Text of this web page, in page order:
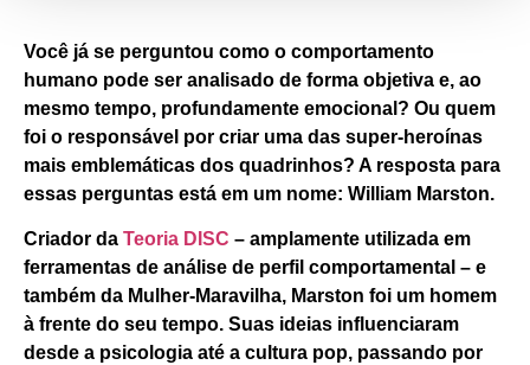
Você já se perguntou como o comportamento
humano pode ser analisado de forma objetiva e, ao
mesmo tempo, profundamente emocional? Ou quem
foi o responsável por criar uma das super-heroínas
mais emblemáticas dos quadrinhos? A resposta para
essas perguntas está em um nome: William Marston.
Criador da Teoria DISC – amplamente utilizada em
ferramentas de análise de perfil comportamental – e
também da Mulher-Maravilha, Marston foi um homem
à frente do seu tempo. Suas ideias influenciaram
desde a psicologia até a cultura pop, passando por